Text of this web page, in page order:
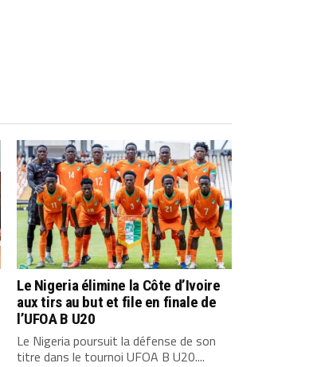
Le Nigeria élimine la Côte d’Ivoire
aux tirs au but et file en finale de
l’UFOA B U20
Le Nigeria poursuit la défense de son
titre dans le tournoi UFOA B U20....